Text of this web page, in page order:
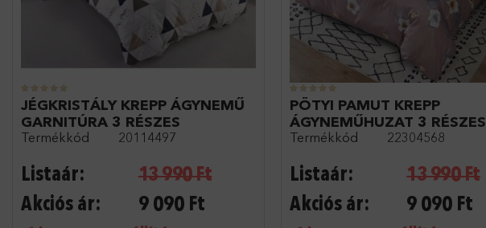
JÉGKRISTÁLY KREPP ÁGYNEMŰ
GARNITÚRA 3 RÉSZES
Termékkód 20114497
Listaár: 13 990Ft
Akciós ár:
9 090Ft
PÖTYI PAMUT KREPP
ÁGYNEMŰHUZAT 3 RÉSZES
140X200 VIRÁGOS
Termékkód 22304568
Listaár: 13 990Ft
Akciós ár:
9 090 Ft